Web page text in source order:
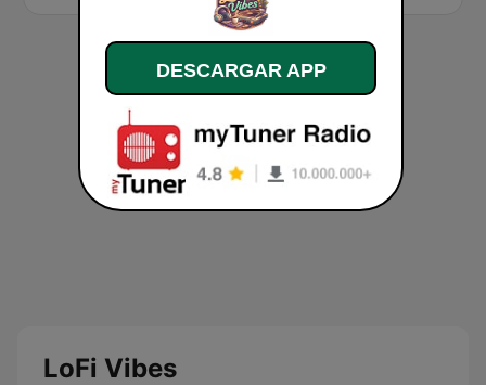
LoFi Vibes
DESCARGAR APP